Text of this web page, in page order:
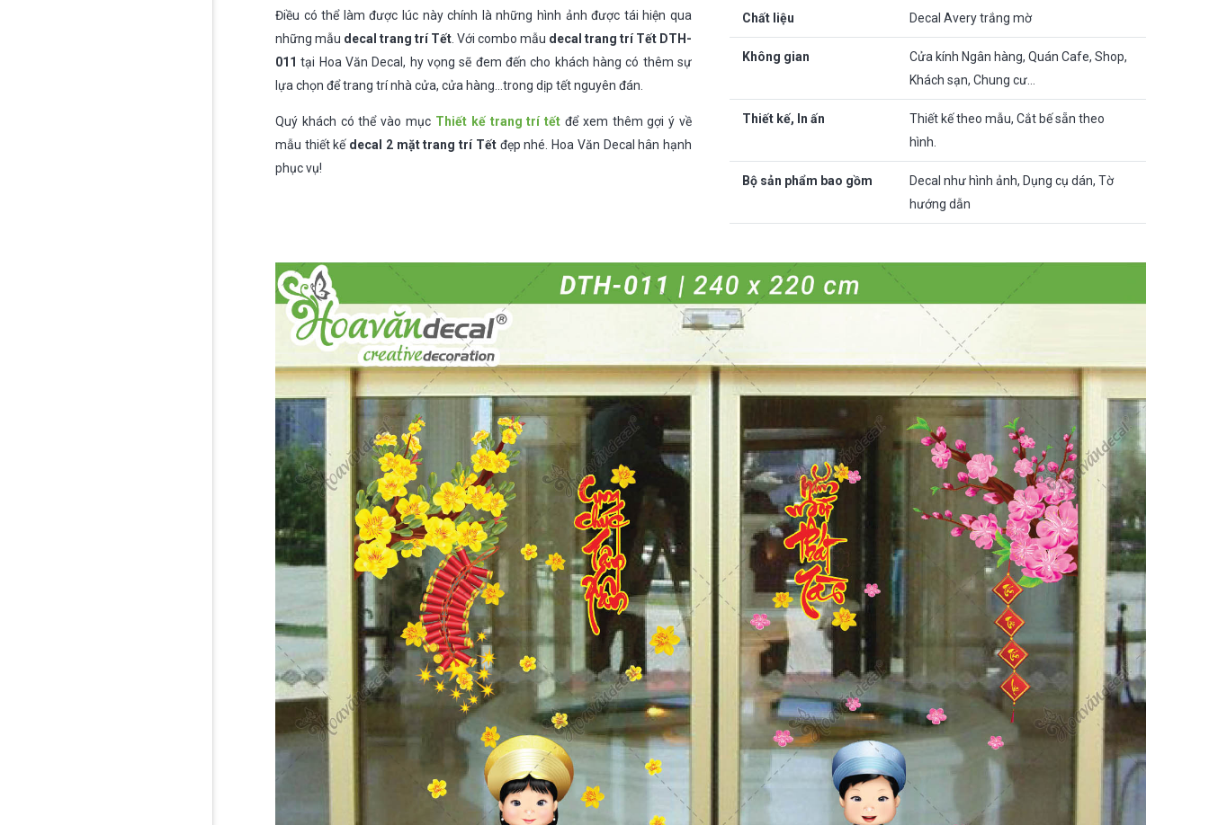
Điều có thể làm được lúc này chính là những hình ảnh được tái hiện qua
những mẫu decal trang trí Tết . Với combo mẫu decal trang trí Tết DTH-
011 tại Hoa Văn Decal, hy vọng sẽ đem đến cho khách hàng có thêm sự
lựa chọn để trang trí nhà cửa, cửa hàng…trong dịp tết nguyên đán.
Quý khách có thể vào mục Thiết kế trang trí tết để xem thêm gợi ý về
mẫu thiết kế decal 2 mặt trang trí Tếtđẹp nhé. Hoa Văn Decal hân hạnh
phục vụ!
Chất liệu Decal Avery trắng mờ
Không gian
Cửa kính Ngân hàng, Quán Cafe, Shop,
Khách sạn, Chung cư…
Thiết kế, In ấn
Thiết kế theo mẫu, Cắt bế sẵn theo
hình.
Bộ sản phẩm bao gồm
Decal như hình ảnh, Dụng cụ dán, Tờ
hướng dẫn